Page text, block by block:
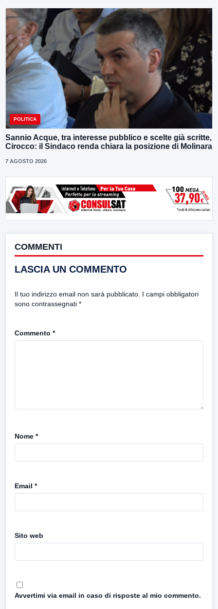
POLITICA
Sannio Acque, tra interesse pubblico e scelte già scritte,
Cirocco: il Sindaco renda chiara la posizione di Molinara
7 AGOSTO 2026
COMMENTI
LASCIA UN COMMENTO
Il tuo indirizzo email non sarà pubblicato. I campi obbligatori
sono contrassegnati *
Commento *
Nome *
Email *
Sito web
Avvertimi via email in caso di risposte al mio commento.